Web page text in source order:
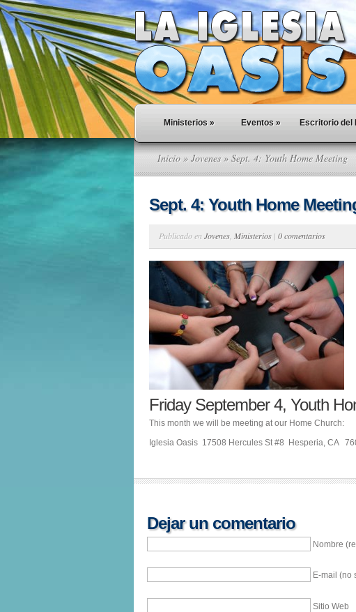
Ministerios » Eventos » Escritorio del
Inicio » Jovenes» Sept. 4: Youth Home Meeting
Sept. 4: Youth Home
Publicado en Jovenes Ministerios | 0 comentarios
Friday September 4, Youth
This month we will be meeting at our Home Church:
Iglesia Oasis 17508 Hercules St #8 Hesperia, CA
Dejar un comentario
Nombre
E-mail (no
Sitio Web